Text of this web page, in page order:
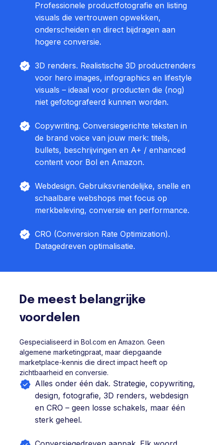
Professionele productfotografie en listing
visuals die vertrouwen opwekken,
onderscheiden en direct bijdragen aan
hogere conversie.
3D renders. Realistische 3D productrenders
voor hero images, infographics en lifestyle
visuals – ideaal voor producten die (nog)
niet gefotografeerd kunnen worden.
Copywriting. Conversiegerichte teksten in
de brand voice van jouw merk: titels,
bullets, beschrijvingen en A+ / enhanced
content voor Bol en Amazon.
Webdesign. Gebruiksvriendelijke, snelle en
schaalbare webshops met focus op
merkbeleving, conversie en performance.
CRO (Conversion Rate Optimization).
Datagedreven optimalisatie.
De meest belangrijke
voordelen
Gespecialiseerd in Bol.com en Amazon. Geen
algemene marketingpraat, maar diepgaande
marketplace-kennis die direct impact heeft op
zichtbaarheid en conversie.
Alles onder één dak. Strategie, copywriting,
design, fotografie, 3D renders, webdesign
en CRO – geen losse schakels, maar één
sterk geheel.